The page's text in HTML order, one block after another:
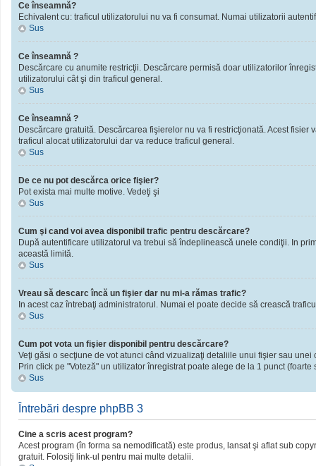
Ce înseamnă?
Echivalent cu: traficul utilizatorului nu va fi consumat. Numai utilizatorii
Sus
Ce înseamnă ?
Descărcare cu anumite restricţii. Descărcare permisă doar utilizatorilor
utilizatorului cât şi din traficul general.
Sus
Ce înseamnă ?
Descărcare gratuită. Descărcarea fişierelor nu va fi restricţionată. Acest
traficul alocat utilizatorului dar va reduce traficul general.
Sus
De ce nu pot descărca orice fişier?
Pot exista mai multe motive. Vedeţi şi
Sus
Cum şi cand voi avea disponibil trafic pentru descărcare?
După autentificare utilizatorul va trebui să îndeplinească unele condiţii. In
această limită.
Sus
Vreau să descarc încă un fişier dar nu mi-a rămas trafic?
In acest caz întrebaţi administratorul. Numai el poate decide să crească
Sus
Cum pot vota un fişier disponibil pentru descărcare?
Veţi găsi o secţiune de vot atunci când vizualizaţi detaliile unui fişier sau unei
Prin click pe "Voteză" un utilizator înregistrat poate alege de la 1 punct
Sus
Întrebări despre phpBB 3
Cine a scris acest program?
Acest program (în forma sa nemodificată) este produs, lansat şi aflat sub
gratuit. Folosiţi link-ul pentru mai multe detalii.